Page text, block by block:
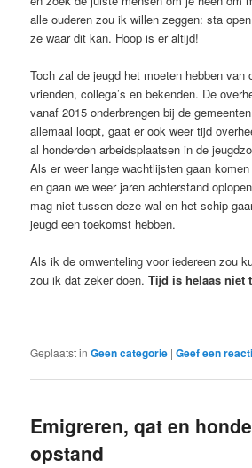
alle ouderen zou ik willen zeggen: sta
ze waar dit kan. Hoop is er altijd!
Toch zal de jeugd het moeten hebben van
vrienden, collega’s en bekenden. De
vanaf 2015 onderbrengen bij de
allemaal loopt, gaat er ook weer tijd
al honderden arbeidsplaatsen in de
Als er weer lange wachtlijsten gaan
en gaan we weer jaren achterstand
mag niet tussen deze wal en het schip
jeugd een toekomst hebben.
Als ik de omwenteling voor iedereen zou
zou ik dat zeker doen.Tijd is helaas niet
Geplaatst in Geen categorie |Geef een
Emigreren, qat en
opstand